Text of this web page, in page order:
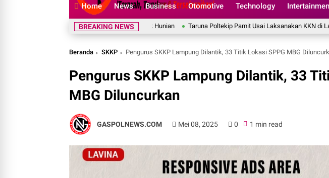
Home News Business Otomotive Technology
BREAKING NEWS Taruna Poltekip Pamit Usai Laksanakan KKN di Lapas
Beranda SKKP Pengurus SKKP Lampung Dilantik, 33 Titik Lokasi SPPG MBG
Pengurus SKKP Lampung Dilantik, 33
MBG Diluncurkan
GASPOLNEWS.COM Mei 08, 2025 0 1 min read